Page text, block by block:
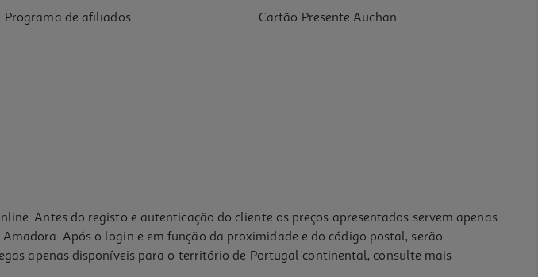
Programa de afiliados
Cartão Presente Auchan
Antes do registo e autenticação do cliente os preços apresentados servem apenas
Após o login e em função da proximidade e do código postal, serão
apenas disponíveis para o território de Portugal continental, consulte mais